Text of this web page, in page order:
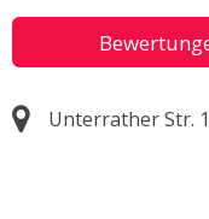
Unterrather Str.